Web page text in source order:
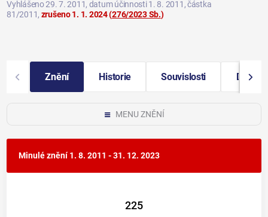
Vyhlášeno 29. 7. 2011, datum účinnosti 1. 8. 2011 , částka
81/2011, zrušeno 1. 1. 2024(276/2023 Sb.)
Znění Historie Souvislosti Další
MENU ZNĚNÍ
Minulé znění1. 8. 2011 - 31. 12. 2023
225